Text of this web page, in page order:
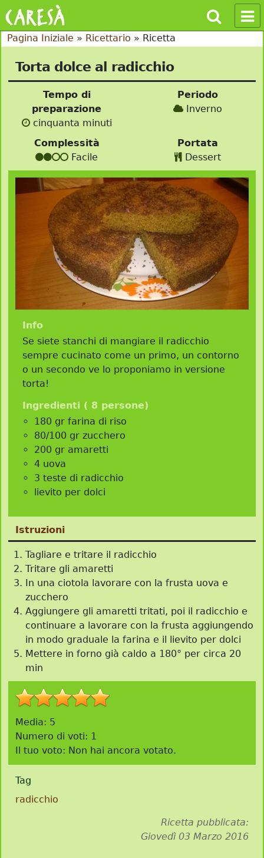
Pagina Iniziale » Ricettario » Ricetta
Torta dolce al radicchio
Tempo di
preparazione
cinquanta minuti
Periodo
Inverno
Complessità
Facile
Portata
Dessert
Info
Se siete stanchi di mangiare il radicchio
sempre cucinato come un primo, un contorno
o un secondo ve lo proponiamo in versione
torta!
Ingredienti ( 8 persone)
180 gr farina di riso
80/100 gr zucchero
200 gr amaretti
4 uova
3 teste di radicchio
lievito per dolci
Istruzioni
Tagliare e tritare il radicchio
Tritare gli amaretti
In una ciotola lavorare con la frusta uova e
zucchero
Aggiungere gli amaretti tritati, poi il radicchio e
continuare a lavorare con la frusta aggiungendo
in modo graduale la farina e il lievito per dolci
Mettere in forno già caldo a 180° per circa 20
min
Media: 5
Numero di voti: 1
Il tuo voto: Non hai ancora votato.
Tag
radicchio
Ricetta pubblicata:
Giovedì 03 Marzo 2016